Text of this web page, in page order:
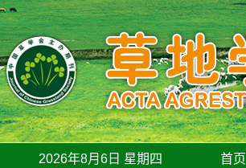
2026年8月6日 星期四 首页